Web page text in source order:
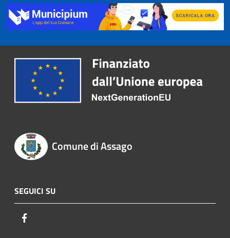
Comune di Assago
SEGUICI SU